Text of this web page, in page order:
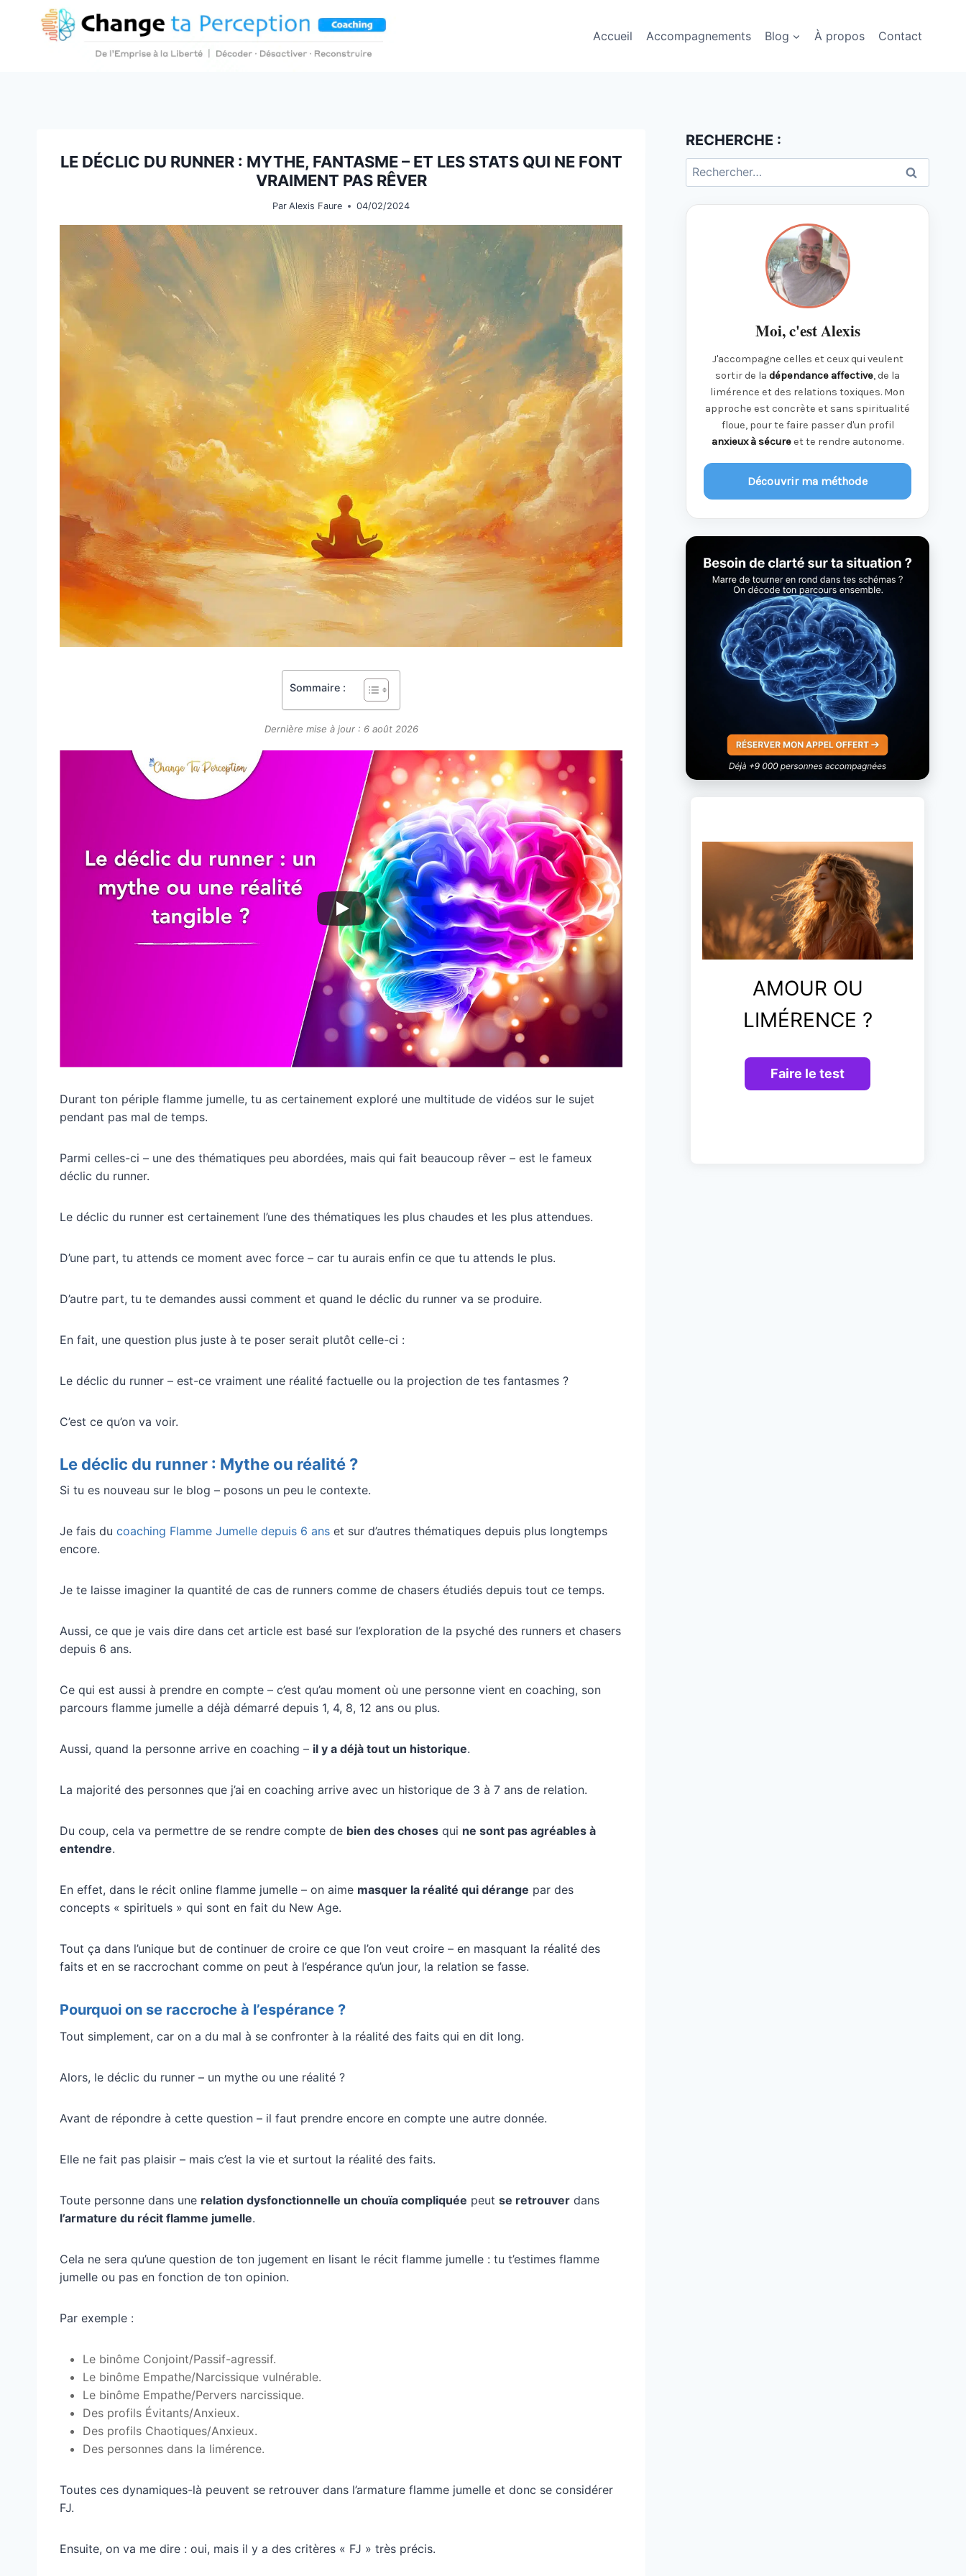
Accueil Accompagnements Blog À propos Contact
LE DÉCLIC DU RUNNER : MYTHE, FANTASME – ET LES STATS QUI NE FONT
VRAIMENT PAS RÊVER
Par Alexis Faure 04/02/2024
Sommaire :
Dernière mise à jour : 6 août 2026
Durant ton périple flamme jumelle, tu as certainement exploré une multitude de vidéos sur le sujet
pendant pas mal de temps.
Parmi celles-ci – une des thématiques peu abordées, mais qui fait beaucoup rêver – est le fameux
déclic du runner.
Le déclic du runner est certainement l’une des thématiques les plus chaudes et les plus attendues.
D’une part, tu attends ce moment avec force – car tu aurais enfin ce que tu attends le plus.
D’autre part, tu te demandes aussi comment et quand le déclic du runner va se produire.
En fait, une question plus juste à te poser serait plutôt celle-ci :
Le déclic du runner – est-ce vraiment une réalité factuelle ou la projection de tes fantasmes ?
C’est ce qu’on va voir.
Le déclic du runner : Mythe ou réalité ?
Si tu es nouveau sur le blog – posons un peu le contexte.
Je fais du coaching Flamme Jumelle depuis 6 ans et sur d’autres thématiques depuis plus longtemps
encore.
Je te laisse imaginer la quantité de cas de runners comme de chasers étudiés depuis tout ce temps.
Aussi, ce que je vais dire dans cet article est basé sur l’exploration de la psyché des runners et chasers
depuis 6 ans.
Ce qui est aussi à prendre en compte – c’est qu’au moment où une personne vient en coaching, son
parcours flamme jumelle a déjà démarré depuis 1, 4, 8, 12 ans ou plus.
Aussi, quand la personne arrive en coaching – il y a déjà tout un historique.
La majorité des personnes que j’ai en coaching arrive avec un historique de 3 à 7 ans de relation.
Du coup, cela va permettre de se rendre compte de bien des choses qui ne sont pas agréables à
entendre.
En effet, dans le récit online flamme jumelle – on aime masquer la réalité qui dérange par des
concepts « spirituels » qui sont en fait du New Age.
Tout ça dans l’unique but de continuer de croire ce que l’on veut croire – en masquant la réalité des
faits et en se raccrochant comme on peut à l’espérance qu’un jour, la relation se fasse.
Pourquoi on se raccroche à l’espérance ?
Tout simplement, car on a du mal à se confronter à la réalité des faits qui en dit long.
Alors, le déclic du runner – un mythe ou une réalité ?
Avant de répondre à cette question – il faut prendre encore en compte une autre donnée.
Elle ne fait pas plaisir – mais c’est la vie et surtout la réalité des faits.
Toute personne dans une relation dysfonctionnelle un chouïa compliquée peut se retrouver dans
l’armature du récit flamme jumelle.
Cela ne sera qu’une question de ton jugement en lisant le récit flamme jumelle : tu t’estimes flamme
jumelle ou pas en fonction de ton opinion.
Par exemple :
Le binôme Conjoint/Passif-agressif.
Le binôme Empathe/Narcissique vulnérable.
Le binôme Empathe/Pervers narcissique.
Des profils Évitants/Anxieux.
Des profils Chaotiques/Anxieux.
Des personnes dans la limérence.
Toutes ces dynamiques-là peuvent se retrouver dans l’armature flamme jumelle et donc se considérer
FJ.
Ensuite, on va me dire : oui, mais il y a des critères « FJ » très précis.
RECHERCHE :
Rechercher :
Moi, c'est Alexis
J'accompagne celles et ceux qui veulent
sortir de ladépendance affective, de la
limérence et des relations toxiques. Mon
approche est concrète et sans spiritualité
floue, pour te faire passer d'un profil
anxieux à sécureet te rendre autonome.
Découvrir ma méthode
AMOUR OU
LIMÉRENCE ?